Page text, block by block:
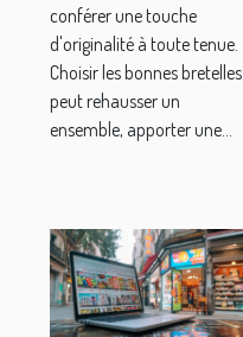
conférer une touche
d'originalité à toute tenue.
Choisir les bonnes bretelles
peut rehausser un
ensemble, apporter une...